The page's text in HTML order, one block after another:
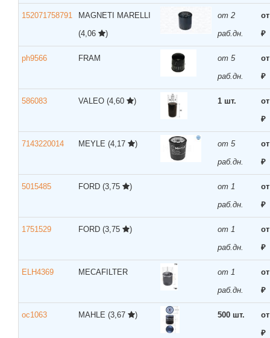
152071758791
MAGNETI MARELLI
(4,06
)
от 2
раб.дн.
₽
ph9566 FRAM
от 5
раб.дн.
₽
586083 VALEO (4,60 ) 1 шт.
₽
7143220014 MEYLE (4,17 )
от 5
раб.дн.
₽
5015485 FORD (3,75 )
от 1
раб.дн.
₽
1751529 FORD (3,75 )
от 1
раб.дн.
₽
ELH4369 MECAFILTER
от 1
раб.дн.
₽
oc1063 MAHLE (3,67 ) 500 шт.
₽